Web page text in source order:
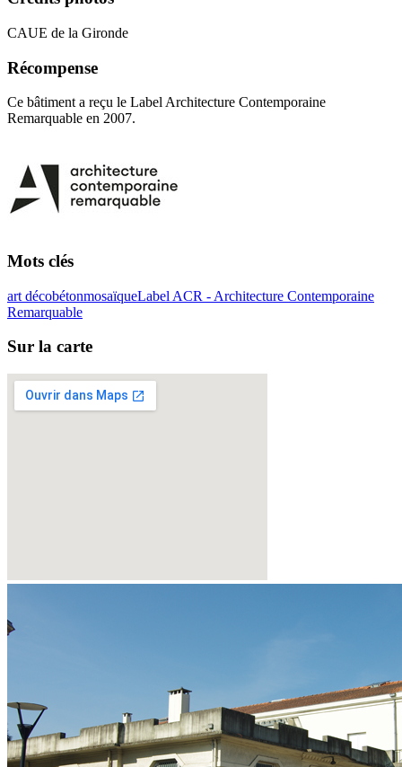
CAUE de la Gironde
Récompense
Ce bâtiment a reçu le Label Architecture Contemporaine
Remarquable en 2007.
Mots clés
art décobétonmosaïqueLabel ACR - Architecture Contemporaine
Remarquable
Sur la carte